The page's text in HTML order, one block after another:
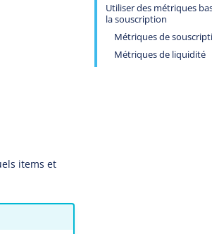
Utiliser des métriques
la souscription
Métriques de
Métriques de liquidité
items et